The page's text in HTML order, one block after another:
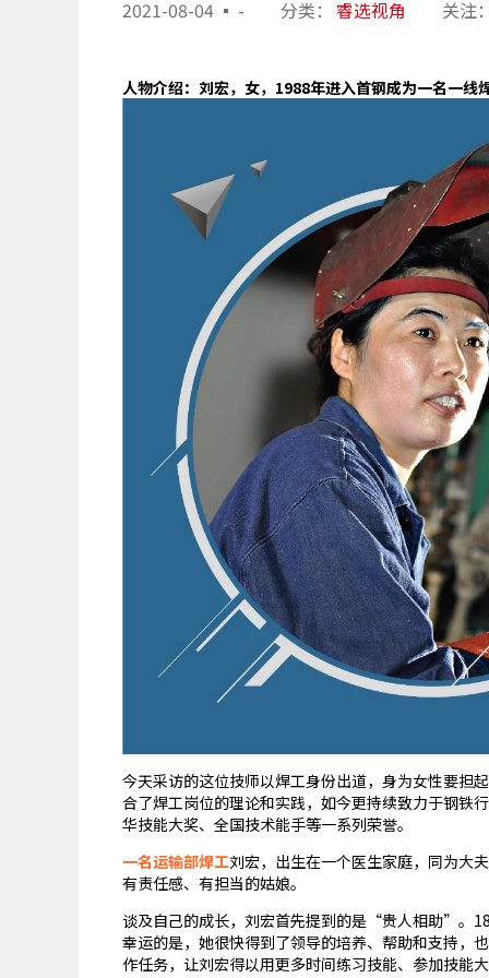
2021-08-04 - 分类： 睿选视角 关注
人物介绍：刘宏，女，1988年进入首钢成为一名一线
今天采访的这位技师以焊工身份出道，身为女性要担
合了焊工岗位的理论和实践，如今更持续致力于钢铁
华技能大奖、全国技术能手等一系列荣誉。
一名运输部焊工刘宏，出生在一个医生家庭，同为大
有责任感、有担当的姑娘。
谈及自己的成长，刘宏首先提到的是“贵人相助”。
幸运的是，她很快得到了领导的培养、帮助和支持，
作任务，让刘宏得以用更多时间练习技能、参加技能